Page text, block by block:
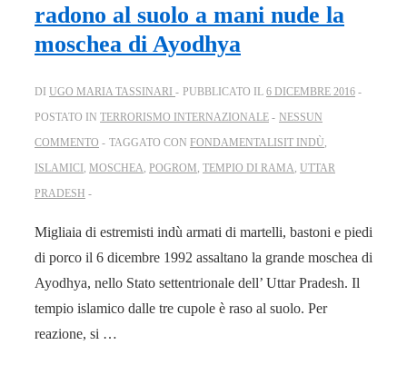
radono al suolo a mani nude la
moschea di Ayodhya
DI UGO MARIA TASSINARI PUBBLICATO IL 6 DICEMBRE 2016
POSTATO IN TERRORISMO INTERNAZIONALE
NESSUN
COMMENTO
TAGGATO CON FONDAMENTALISIT INDÙ,
ISLAMICI , MOSCHEA, POGROM, TEMPIO DI RAMA, UTTAR
PRADESH
Migliaia di estremisti indù armati di martelli, bastoni e piedi
di porco il 6 dicembre 1992 assaltano la grande moschea di
Ayodhya, nello Stato settentrionale dell’ Uttar Pradesh. Il
tempio islamico dalle tre cupole è raso al suolo. Per
reazione, si …